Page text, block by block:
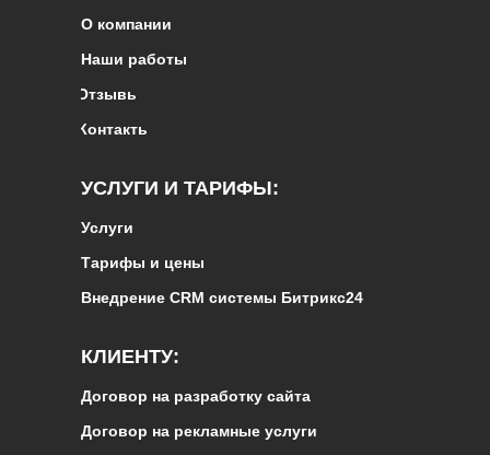
Контакты
О компании
Наши работы
Тарифы и цены
Внедрение CRM системы Битрикс24
УСЛУГИ И ТАРИФЫ:
Услуги
Договор на разработку сайта
Договор на рекламные услуги
КЛИЕНТУ:
Отзывы